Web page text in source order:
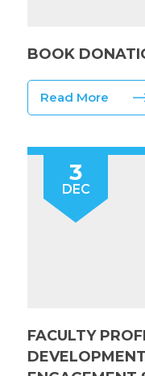
BOOK
Read More
3
DEC
FACULTY